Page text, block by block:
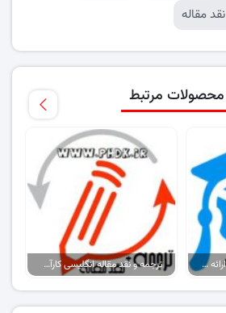
نقد مقاله
محصولات مرتبط
نقد فراتحلیل رساله دکتری ارائه مدلی برای ارتقاء اثربخشی مدارس ترجمه و نقد مقاله انگلیسی کارآفرینی اجتماعی و عملکرد سازمانی …